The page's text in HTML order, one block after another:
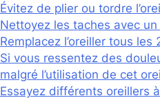
Évitez de plier ou tordre
Nettoyez les taches avec
Remplacez l’oreiller tous
Si vous ressentez des
malgré l’utilisation de cet
Essayez différents oreillers